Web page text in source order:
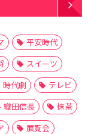
平安時代
スイーツ
時代劇
テレビ
織田信長
抹茶
展覧会